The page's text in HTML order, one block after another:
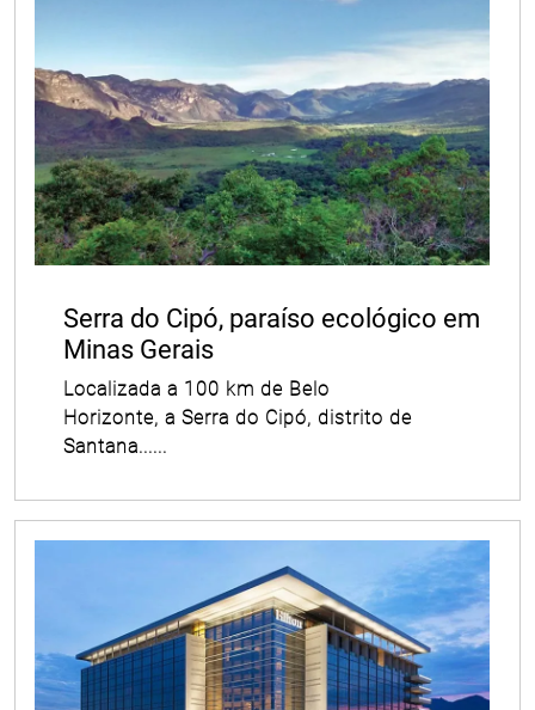
Serra do Cipó, paraíso ecológico em
Minas Gerais
Localizada a 100 km de Belo
Horizonte, a Serra do Cipó, distrito de
Santana......